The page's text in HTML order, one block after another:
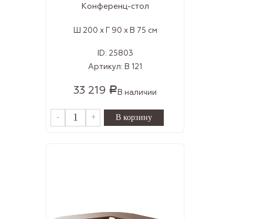
Конференц-стол
Ш 200 x Г 90 x В 75 см
ID: 25803
Артикул: В 121
33 219 Р В наличии
- +